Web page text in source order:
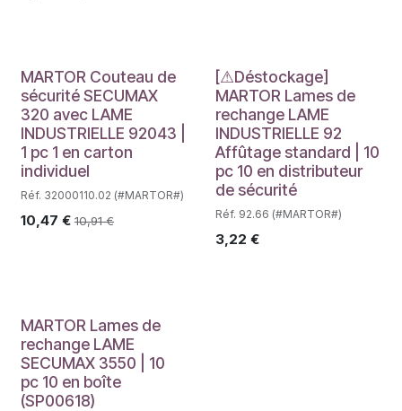
MARTOR Couteau de
sécurité SECUMAX
320 avec LAME
INDUSTRIELLE 92043 |
1 pc 1 en carton
individuel
Réf. 32000110.02 (#MARTOR#)
10,47 € 10,91€
Déstockage
[⚠Déstockage]
MARTOR Lames de
rechange LAME
INDUSTRIELLE 92
Affûtage standard | 10
pc 10 en distributeur
de sécurité
Réf. 92.66 (#MARTOR#)
3,22 €
MARTOR Lames de
rechange LAME
SECUMAX 3550 | 10
pc 10 en boîte
(SP00618)